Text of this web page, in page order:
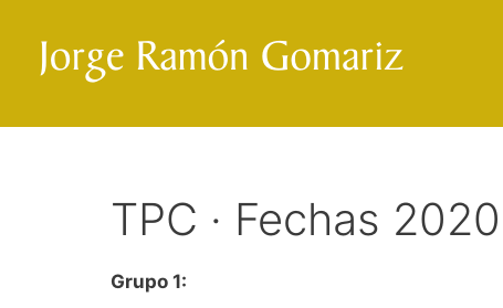
contenido
TPC · Fechas
Grupo 1: